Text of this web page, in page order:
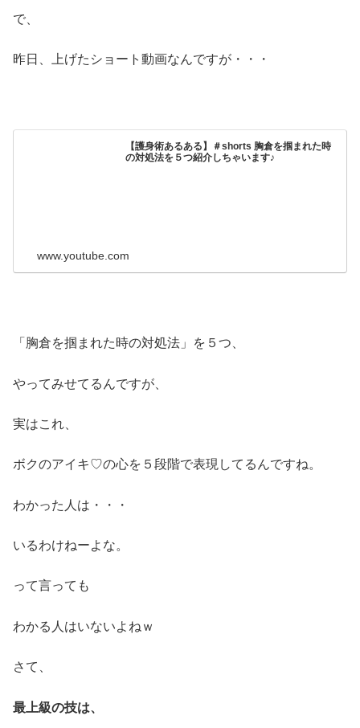
で、
昨日、上げたショート動画なんですが・・・
【護身術あるある】＃shorts 胸倉を掴まれた時
の対処法を５つ紹介しちゃいます♪
www.youtube.com
「胸倉を掴まれた時の対処法」を５つ、
やってみせてるんですが、
実はこれ、
ボクのアイキ♡の心を５段階で表現してるんですね。
わかった人は・・・
いるわけねーよな。
って言っても
わかる人はいないよねｗ
さて、
最上級の技は、